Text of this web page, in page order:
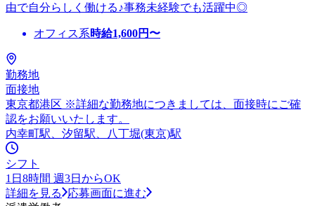
由で自分らしく働ける♪事務未経験でも活躍中◎
オフィス系時給1,600円〜
勤務地
面接地
東京都港区 ※詳細な勤務地につきましては、面接時にご確
認をお願いいたします。
内幸町駅、汐留駅、八丁堀(東京)駅
シフト
1日8時間 週3日からOK
詳細を見る
応募画面に進む